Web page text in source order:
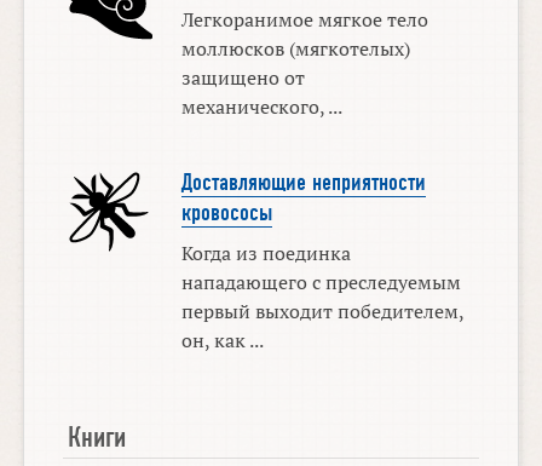
Легкоранимое мягкое тело
моллюсков (мягкотелых)
защищено от
механического, ...
Доставляющие неприятности
кровососы
Когда из поединка
нападающего с преследуемым
первый выходит победителем,
он, как ...
Книги